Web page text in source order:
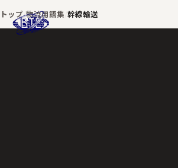
トップ 物流用語集 幹線輸送